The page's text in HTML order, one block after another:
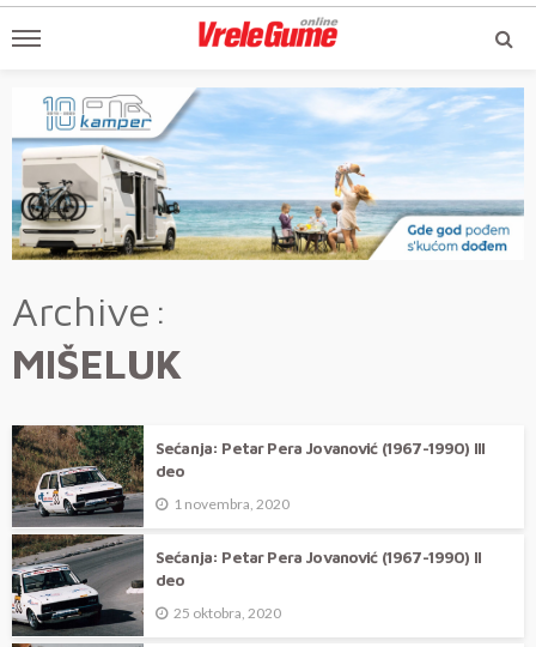
Archive
MIŠELUK
Sećanja: Petar Pera Jovanović (1967-1990) III
deo
1 novembra, 2020
Sećanja: Petar Pera Jovanović (1967-1990) II
deo
25 oktobra, 2020